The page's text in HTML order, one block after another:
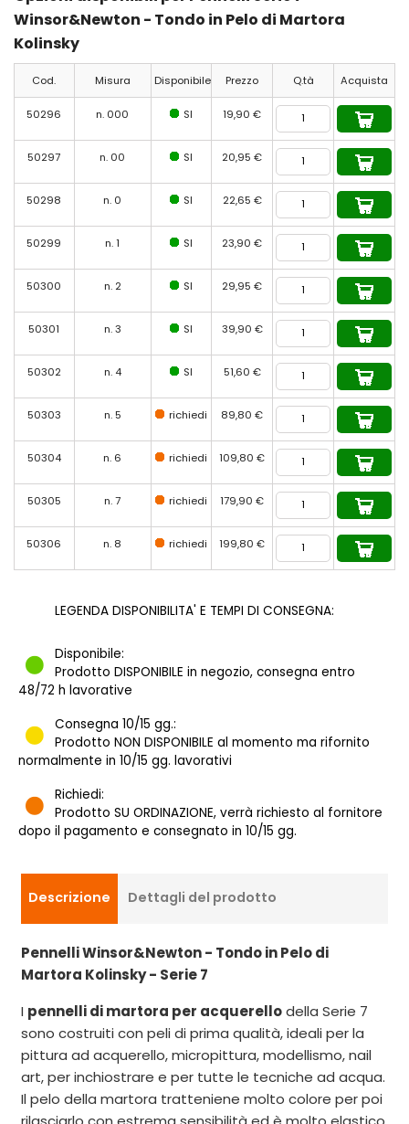
Winsor&Newton - Tondo in Pelo di Martora
Kolinsky
Cod. Misura Disponibile Prezzo Q.tà Acquista
50296 n. 000 SI 19,90 €
50297 n. 00 SI 20,95 €
50298 n. 0 SI 22,65 €
50299 n. 1 SI 23,90 €
50300 n. 2 SI 29,95 €
50301 n. 3 SI 39,90 €
50302 n. 4 SI 51,60 €
50303 n. 5 richiedi 89,80 €
50304 n. 6 richiedi 109,80 €
50305 n. 7 richiedi 179,90 €
50306 n. 8 richiedi 199,80 €
LEGENDA DISPONIBILITA' E TEMPI DI CONSEGNA:
Disponibile:
Prodotto DISPONIBILE in negozio, consegna entro
48/72 h lavorative
Consegna 10/15 gg.:
Prodotto NON DISPONIBILE al momento ma rifornito
normalmente in 10/15 gg. lavorativi
Richiedi:
Prodotto SU ORDINAZIONE, verrà richiesto al fornitore
dopo il pagamento e consegnato in 10/15 gg.
Descrizione Dettagli del prodotto
Pennelli Winsor&Newton - Tondo in Pelo di
Martora Kolinsky - Serie 7
I pennelli di martora per acquerellodella Serie 7
sono costruiti con peli di prima qualità, ideali per la
pittura ad acquerello, micropittura, modellismo, nail
art, per inchiostrare e per tutte le tecniche ad acqua.
Il pelo della martora tratteniene molto colore per poi